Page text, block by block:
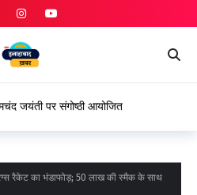
जयंती पर संगोष्ठी आयोजित
रैकेट का भंडाफोड़; 50 लाख की स्मैक के साथ